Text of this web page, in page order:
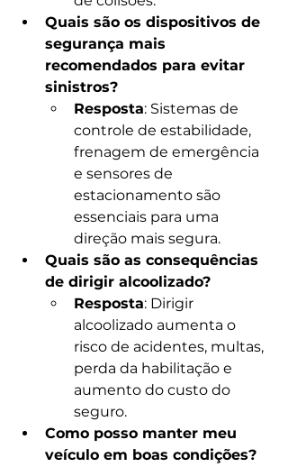
Quais são os dispositivos de
segurança mais
recomendados para evitar
sinistros?
Resposta: Sistemas de
controle de estabilidade,
frenagem de emergência
e sensores de
estacionamento são
essenciais para uma
direção mais segura.
Quais são as consequências
de dirigir alcoolizado?
Resposta: Dirigir
alcoolizado aumenta o
risco de acidentes, multas,
perda da habilitação e
aumento do custo do
seguro.
Como posso manter meu
veículo em boas condições?